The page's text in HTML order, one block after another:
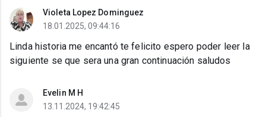
Violeta Lopez Dominguez
18.01.2025, 09:44:16
Linda historia me encantó te felicito espero poder leer la
siguiente se que sera una gran continuación saludos
Evelin M H
13.11.2024, 19:42:45